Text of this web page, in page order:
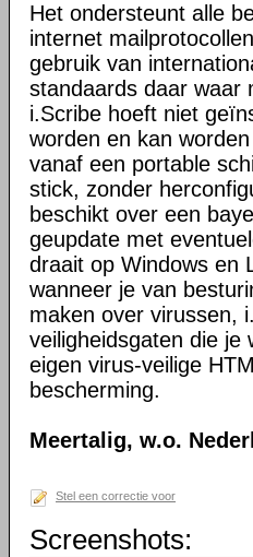
Het ondersteunt alle
internet
gebruik van
standaards daar waar
i.Scribe hoeft niet
worden en kan
vanaf een portable
stick, zonder
beschikt over een
geupdate met
draait op Windows en
wanneer je van
maken over virussen,
veiligheidsgaten die je
eigen virus-veilige
bescherming.
Meertalig, w.o.
Stel een correctie voor
Screenshots: